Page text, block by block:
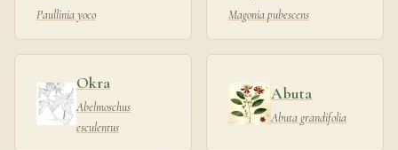
Paullinia yoco Magonia pubescens
Okra
Abelmoschus
esculentus
Abuta
Abuta grandifolia